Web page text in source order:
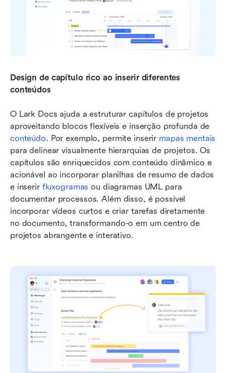
Design de capítulo rico ao inserir diferentes
conteúdos
O Lark Docs ajuda a estruturar capítulos de projetos
conteúdo. Por exemplo, permite inserir mapas mentais
para delinear visualmente hierarquias de projetos. Os
capítulos são enriquecidos com conteúdo dinâmico e
acionável ao incorporar planilhas de resumo de dados
e inserir fluxogramas ou diagramas UML para
documentar processos. Além disso, é possível
incorporar vídeos curtos e criar tarefas diretamente
no documento, transformando-o em um centro de
projetos abrangente e interativo.